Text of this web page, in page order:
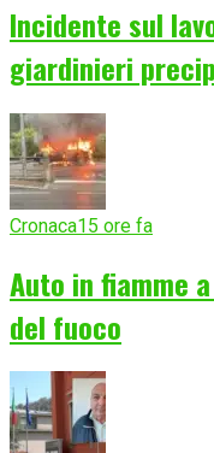
Incidente sul
giardinieri
Cronaca15 ore fa
Auto in fiamme
del fuoco